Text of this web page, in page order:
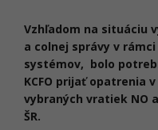
Vzhľadom na situáciu
a colnej správy v
systémov, bolo
KCFO prijať opatrenia
vybraných vratiek NO
ŠR.